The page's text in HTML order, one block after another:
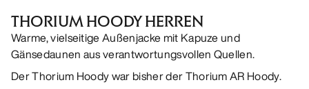
THORIUM HOODY HERREN
Warme, vielseitige Außenjacke mit Kapuze und
Gänsedaunen aus verantwortungsvollen Quellen.
Der Thorium Hoody war bisher der Thorium AR Hoody.